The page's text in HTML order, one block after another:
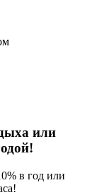
или
в год или